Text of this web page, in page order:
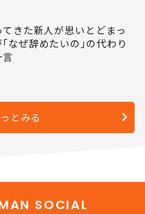
きた新人が思いとどまっ
なぜ辞めたいの｣の代わり
とみる
SOCIAL